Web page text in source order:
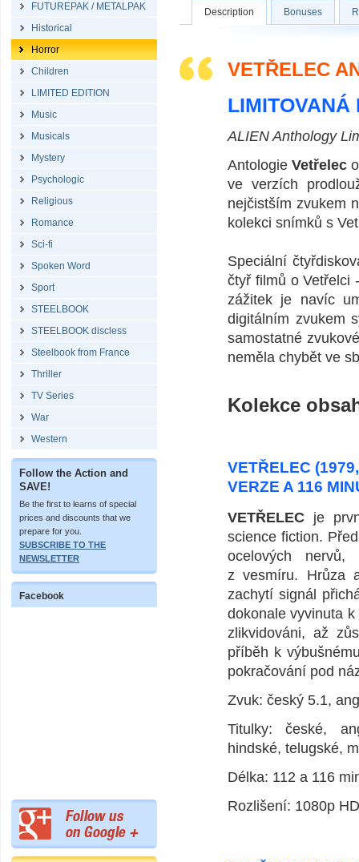
FUTUREPAK / METALPAK
Historical
Horror
Children
LIMITED EDITION
Music
Musicals
Mystery
Psychologic
Religious
Romance
Sci-fi
Spoken Word
Sport
STEELBOOK
STEELBOOK discless
Steelbook from France
Thriller
TV Series
War
Western
Follow the Action and
SAVE!
Be the first to learns of special
prices and discounts that we
prepare for you.
SUBSCRIBE TO THE
NEWSLETTER
Facebook
Description Bonuses
VETŘELEC
LIMITOVANÁ
ALIEN Anthology
AntologieVetřelec
ve verzích
nejčistším zvukem
kolekci snímků s
Speciální
čtyř filmů o Vetřelci
zážitek je navíc
digitálním zvukem
samostatné
neměla chybět ve
Kolekce
VETŘELEC
VERZE A 116
VETŘELEC je
science fiction.
ocelových
z vesmíru. Hrůza
zachytí signál
dokonale vyvinuta
zlikvidováni, až
příběh k
pokračování pod
Zvuk: český 5.1,
Titulky: české,
hindské, telugské,
Délka: 112 a 116
Rozlišení: 1080p